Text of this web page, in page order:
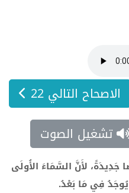
الاصحاح التالي 22
تشغيل الصوت
لأَنَّ السَّمَاءَ الأُولَى
يُوجَدُ فِي مَا بَعْدُ.